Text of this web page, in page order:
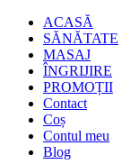
ACASĂ
SĂNĂTATE
MASAJ
ÎNGRIJIRE
PROMOȚII
Contact
Coș
Contul meu
Blog